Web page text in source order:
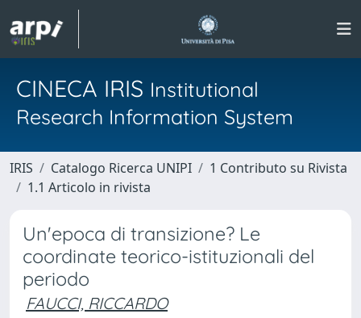
CINECA IRIS Institutional
Research Information System
IRIS Catalogo Ricerca UNIPI
1 Contributo su Rivista
1.1 Articolo in rivista
Un'epoca di transizione? Le
coordinate teorico-istituzionali del
periodo
FAUCCI, RICCARDO